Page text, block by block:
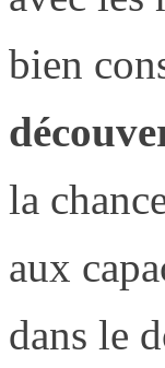
bien
la
aux
dans le